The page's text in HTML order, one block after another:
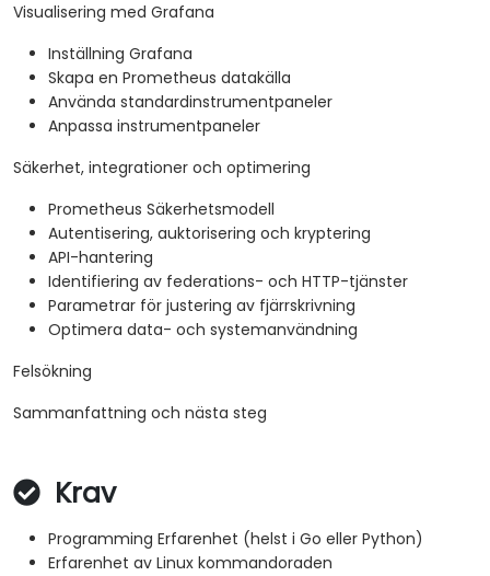
Visualisering med Grafana
Inställning Grafana
Skapa en Prometheus datakälla
Använda standardinstrumentpaneler
Anpassa instrumentpaneler
Säkerhet, integrationer och optimering
Prometheus Säkerhetsmodell
Autentisering, auktorisering och kryptering
API-hantering
Identifiering av federations- och HTTP-tjänster
Parametrar för justering av fjärrskrivning
Optimera data- och systemanvändning
Felsökning
Sammanfattning och nästa steg
Krav
Programming Erfarenhet (helst i Go eller Python)
Erfarenhet av Linux kommandoraden